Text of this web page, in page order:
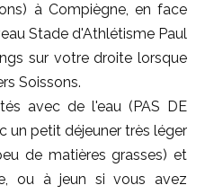
à Compiègne, en face
Stade d'Athlétisme Paul
sur votre droite lorsque
Soissons.
avec de l'eau (PAS DE
un petit déjeuner très léger
de matières grasses) et
ou à jeun si vous avez